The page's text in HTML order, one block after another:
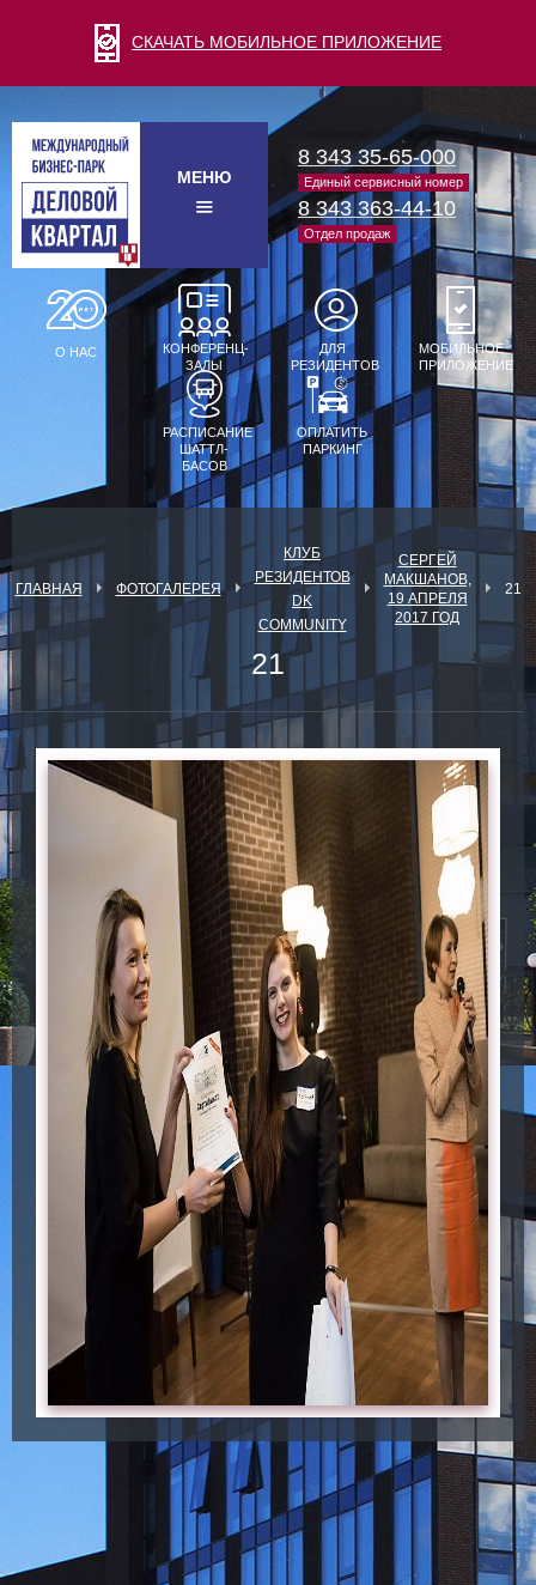
СКАЧАТЬ МОБИЛЬНОЕ ПРИЛОЖЕНИЕ
МЕНЮ
8 343 35-65-000
Единый сервисный номер
8 343 363-44-10
Отдел продаж
О НАС
КОНФЕРЕНЦ-
ЗАЛЫ
ДЛЯ
РЕЗИДЕНТОВ
МОБИЛЬНОЕ
ПРИЛОЖЕНИЕ
РАСПИСАНИЕ
ШАТТЛ-
БАСОВ
ОПЛАТИТЬ
ПАРКИНГ
ГЛАВНАЯ ФОТОГАЛЕРЕЯ
КЛУБ
РЕЗИДЕНТОВ
DK
COMMUNITY
СЕРГЕЙ
МАКШАНОВ,
19 АПРЕЛЯ
2017 ГОД
21
21